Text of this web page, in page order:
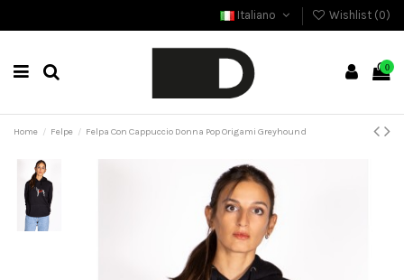
Italiano Wishlist (0)
0
Home Felpe Felpa Con Cappuccio Donna Pop Origami Greyhound